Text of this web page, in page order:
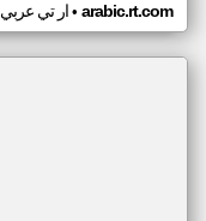
ار تي عربي• arabic.rt.com